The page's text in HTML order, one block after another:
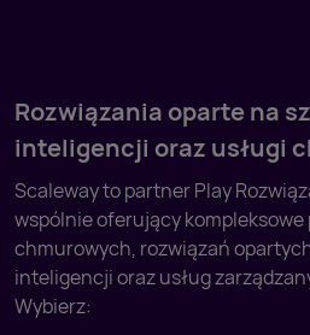
Rozwiązania oparte na
inteligencji oraz usługi
Scaleway to partner Play
wspólnie oferujący
chmurowych, rozwiązań
inteligencji oraz usług
Wybierz: